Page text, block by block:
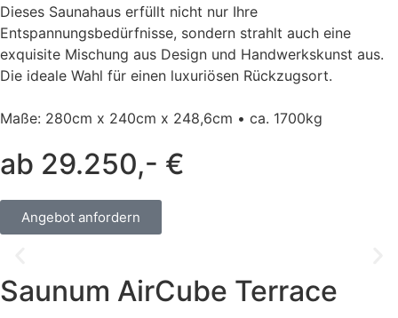
Dieses Saunahaus erfüllt nicht nur Ihre
Entspannungsbedürfnisse, sondern strahlt auch eine
exquisite Mischung aus Design und Handwerkskunst aus.
Die ideale Wahl für einen luxuriösen Rückzugsort.
Maße: 280cm x 240cm x 248,6cm • ca. 1700kg
ab 29.250,- €
Angebot anfordern
Saunum AirCube Terrace